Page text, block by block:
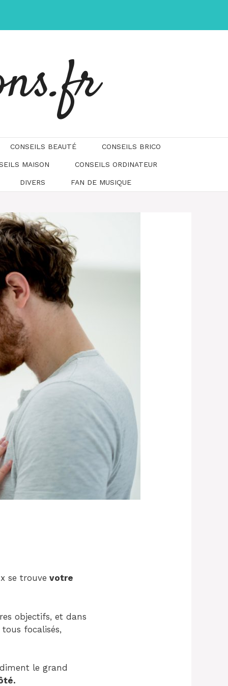
CONSEILS BEAUTÉ CONSEILS BRICO
MAISON CONSEILS ORDINATEUR
DIVERS FAN DE MUSIQUE
2021/01/automatic-
se trouve votre
objectifs, et dans
focalisés,
le grand